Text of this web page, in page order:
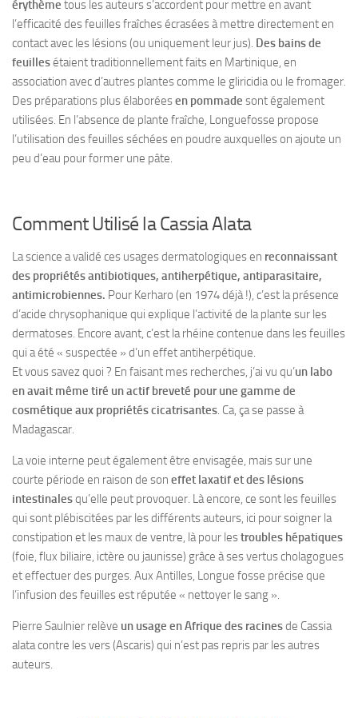
érythème tous les auteurs s’accordent pour mettre en avant
l’efficacité des feuilles fraîches écrasées à mettre directement en
contact avec les lésions (ou uniquement leur jus). Des bains de
feuillesétaient traditionnellement faits en Martinique, en
association avec d’autres plantes comme le gliricidia ou le fromager.
Des préparations plus élaboréesen pommade sont également
utilisées. En l’absence de plante fraîche, Longuefosse propose
l’utilisation des feuilles séchées en poudre auxquelles on ajoute un
peu d’eau pour former une pâte.
Comment Utilisé la Cassia Alata
La science a validé ces usages dermatologiques en reconnaissant
des propriétés antibiotiques, antiherpétique, antiparasitaire,
antimicrobiennes. Pour Kerharo (en 1974 déjà !), c’est la présence
d’acide chrysophanique qui explique l’activité de la plante sur les
dermatoses. Encore avant, c’est la rhéine contenue dans les feuilles
qui a été « suspectée » d’un effet antiherpétique.
Et vous savez quoi ? En faisant mes recherches, j’ai vu qu’un labo
en avait même tiré un actif breveté pour une gamme de
cosmétique aux propriétés cicatrisantes. Ca, ça se passe à
Madagascar.
La voie interne peut également être envisagée, mais sur une
courte période en raison de son effet laxatif et des lésions
intestinalesqu’elle peut provoquer. Là encore, ce sont les feuilles
qui sont plébiscitées par les différents auteurs, ici pour soigner la
constipation et les maux de ventre, là pour lestroubles hépatiques
(foie, flux biliaire, ictère ou jaunisse) grâce à ses vertus cholagogues
et effectuer des purges. Aux Antilles, Longue fosse précise que
l’infusion des feuilles est réputée « nettoyer le sang ».
Pierre Saulnier relève un usage en Afrique des racinesde Cassia
alata contre les vers (Ascaris) qui n’est pas repris par les autres
auteurs.